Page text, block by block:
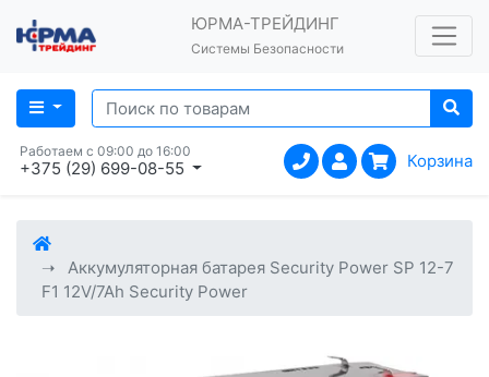
ЮРМА-ТРЕЙДИНГ
Системы Безопасности
Работаем с 09:00 до 16:00
+375 (29) 699-08-55 Корзина
Аккумуляторная батарея Security Power SP 12-7
F1 12V/7Ah Security Power